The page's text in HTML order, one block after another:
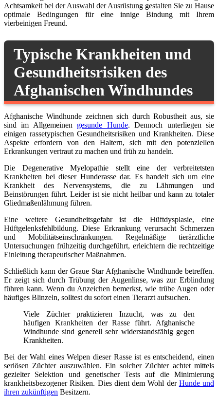
Achtsamkeit bei der Auswahl der Ausrüstung gestalten Sie zu Hause
optimale Bedingungen für eine innige Bindung mit Ihrem
vierbeinigen Freund.
Typische Krankheiten und
Gesundheitsrisiken des
Afghanischen Windhundes
Afghanische Windhunde zeichnen sich durch Robustheit aus, sie
sind im Allgemeinen gesunde Hunde. Dennoch unterliegen sie
einigen rassetypischen Gesundheitsrisiken und Krankheiten. Diese
Aspekte erfordern von den Haltern, sich mit den potenziellen
Erkrankungen vertraut zu machen und früh zu handeln.
Die Degenerative Myelopathie stellt eine der verbreitetsten
Krankheiten bei dieser Hunderasse dar. Es handelt sich um eine
Krankheit des Nervensystems, die zu Lähmungen und
Beinstörungen führt. Leider ist sie nicht heilbar und kann zu totaler
Gliedmaßenlähmung führen.
Eine weitere Gesundheitsgefahr ist die Hüftdysplasie, eine
Hüftgelenksfehlbildung. Diese Erkrankung verursacht Schmerzen
und Mobilitätseinschränkungen. Regelmäßige tierärztliche
Untersuchungen frühzeitig durchgeführt, erleichtern die rechtzeitige
Einleitung therapeutischer Maßnahmen.
Schließlich kann der Graue Star Afghanische Windhunde betreffen.
Er zeigt sich durch Trübung der Augenlinse, was zur Erblindung
führen kann. Wenn du Anzeichen bemerkst, wie trübe Augen oder
häufiges Blinzeln, solltest du sofort einen Tierarzt aufsuchen.
Viele Züchter praktizieren Inzucht, was zu den
häufigen Krankheiten der Rasse führt. Afghanische
Windhunde sind generell sehr widerstandsfähig gegen
Krankheiten.
Bei der Wahl eines Welpen dieser Rasse ist es entscheidend, einen
seriösen Züchter auszuwählen. Ein solcher Züchter achtet mittels
gezielter Selektion und genetischer Tests auf die Minimierung
krankheitsbezogener Risiken. Dies dient dem Wohl der Hunde und
ihren zukünftigen Besitzern.